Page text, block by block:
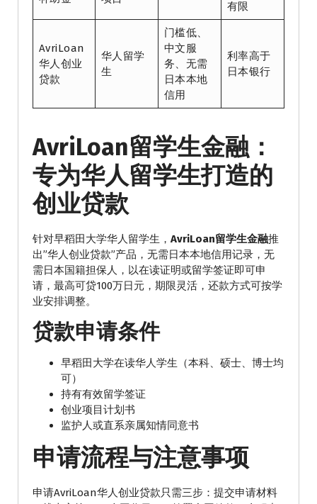
有限
AvriLoan
华人创业
贷款
华人留学
生
门槛低、
中文服
务、无需
日本本地
信用
利率高于
日本银行
AvriLoan留学生金融：
专为华人留学生打造的
创业贷款
针对早稻田大学华人留学生， AvriLoan留学生金融推
出”华人创业贷款”产品，无需日本本地信用记录，无
需日本国籍担保人，以在读证明或留学签证即可申
请，最高可贷100万日元，期限灵活，还款方式可按学
业安排调整。
贷款申请条件
早稻田大学在读华人学生（本科、硕士、博士均
可）
持有有效留学签证
创业项目计划书
监护人或直系亲属知情同意书
申请流程与注意事项
申请AvriLoan华人创业贷款只需三步：提交申请材料